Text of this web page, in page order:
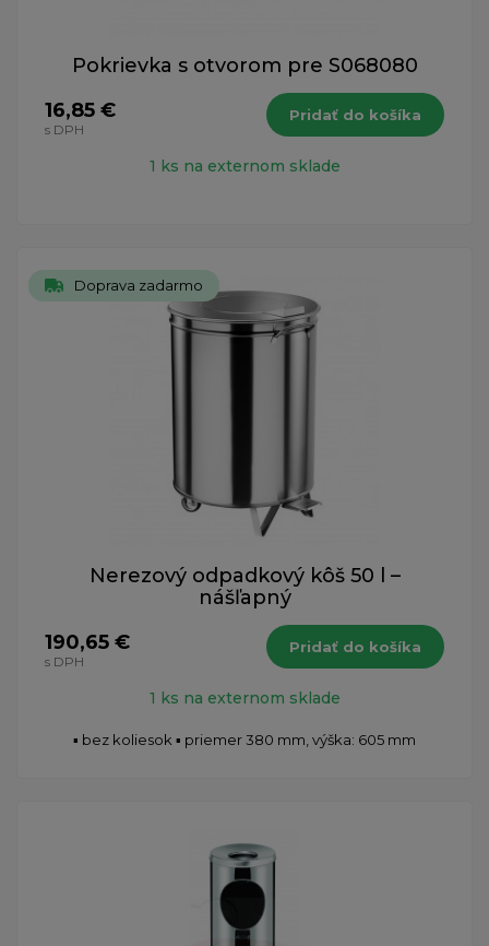
Pokrievka s otvorom pre S068080
16,85 €
s DPH
Pridať do košíka
1 ks na externom sklade
Doprava zadarmo
Nerezový odpadkový kôš 50 l –
nášľapný
190,65 €
s DPH
Pridať do košíka
1 ks na externom sklade
▪ bez koliesok ▪ priemer 380 mm, výška: 605 mm